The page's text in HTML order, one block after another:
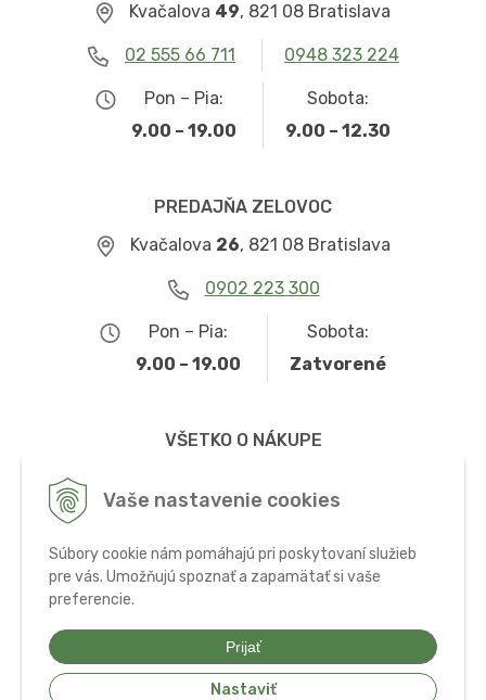
Vaše nastavenie cookies
Súbory cookie nám pomáhajú pri poskytovaní služieb
pre vás. Umožňujú spoznať a zapamätať si vaše
preferencie.
Prijať
Nastaviť
Kvačalova 49, 821 08 Bratislava
02 555 66 711 0948 323 224
Pon – Pia:
9.00 – 19.00
Sobota:
9.00 – 12.30
PREDAJŇA ZELOVOC
Kvačalova 26, 821 08 Bratislava
0902 223 300
Pon – Pia:
9.00 – 19.00
Sobota:
Zatvorené
VŠETKO O NÁKUPE
Ochrana osobných údajov